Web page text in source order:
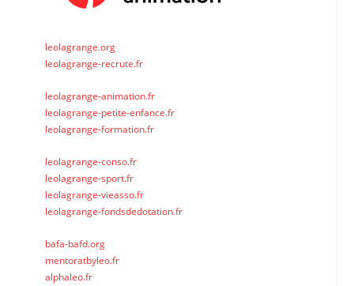
leolagrange.org
leolagrange-recrute.fr
leolagrange-animation.fr
leolagrange-petite-enfance.fr
leolagrange-formation.fr
leolagrange-conso.fr
leolagrange-sport.fr
leolagrange-vieasso.fr
leolagrange-fondsdedotation.fr
bafa-bafd.org
mentoratbyleo.fr
alphaleo.fr